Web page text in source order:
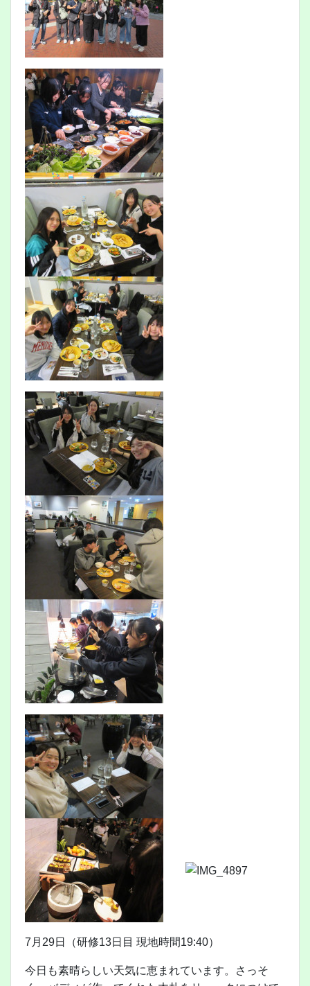
7月29日（研修13日目 現地時間19:40）
今日も素晴らしい天気に恵まれています。さっそ